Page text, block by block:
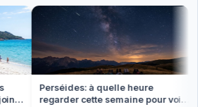
Perséides: à quelle heure
regarder cette semaine pour voir